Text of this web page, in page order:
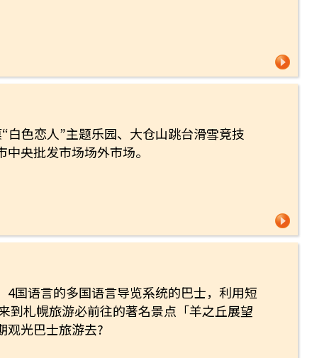
白色恋人”主题乐园、大仓山跳台滑雪竞技
央批发市场场外市场。
国语言的多国语言导览系统的巴士，利用短
到札幌旅游必前往的著名景点「羊之丘展望
观光巴士旅游去?